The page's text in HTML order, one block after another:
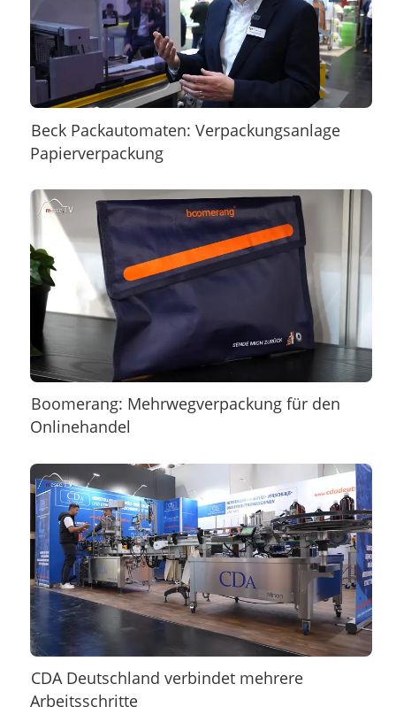
Beck Packautomaten: Verpackungsanlage
Papierverpackung
Boomerang: Mehrwegverpackung für den
Onlinehandel
CDA Deutschland verbindet mehrere
Arbeitsschritte